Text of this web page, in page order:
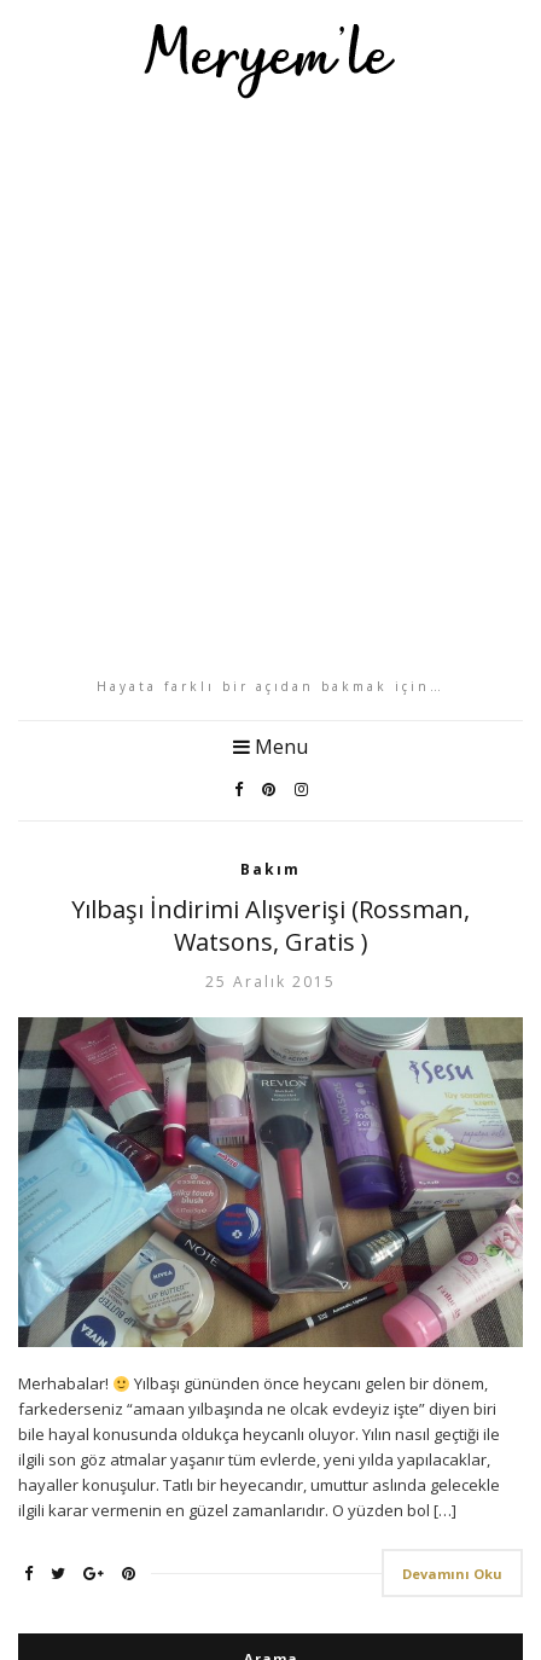
Hayata farklı bir açıdan bakmak için…
Menu
Bakım
Yılbaşı İndirimi Alışverişi (Rossman,
Watsons, Gratis )
25 Aralık 2015
Merhabalar!
Yılbaşı gününden önce heycanı gelen bir dönem,
farkederseniz “amaan yılbaşında ne olcak evdeyiz işte” diyen biri
bile hayal konusunda oldukça heycanlı oluyor. Yılın nasıl geçtiği ile
ilgili son göz atmalar yaşanır tüm evlerde, yeni yılda yapılacaklar,
hayaller konuşulur. Tatlı bir heyecandır, umuttur aslında gelecekle
ilgili karar vermenin en güzel zamanlarıdır. O yüzden bol […]
Devamını Oku